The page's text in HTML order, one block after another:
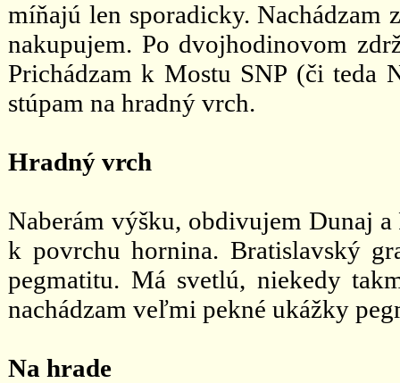
míňajú len sporadicky. Nachádzam
nakupujem. Po dvojhodinovom
Prichádzam k Mostu SNP (či teda
stúpam na hradný vrch.
Hradný vrch
Naberám výšku, obdivujem Dunaj
k povrchu hornina. Bratislavský
pegmatitu. Má svetlú, niekedy
nachádzam veľmi pekné ukážky
Na hrade